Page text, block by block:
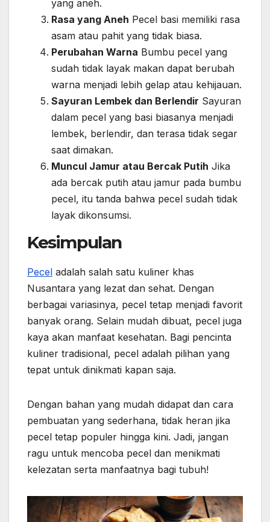
yang aneh.
Rasa yang Aneh Pecel basi memiliki rasa
asam atau pahit yang tidak biasa.
Perubahan Warna Bumbu pecel yang
sudah tidak layak makan dapat berubah
warna menjadi lebih gelap atau kehijauan.
Sayuran Lembek dan Berlendir Sayuran
dalam pecel yang basi biasanya menjadi
lembek, berlendir, dan terasa tidak segar
saat dimakan.
Muncul Jamur atau Bercak Putih Jika
ada bercak putih atau jamur pada bumbu
pecel, itu tanda bahwa pecel sudah tidak
layak dikonsumsi.
Kesimpulan
Pecel adalah salah satu kuliner khas
Nusantara yang lezat dan sehat. Dengan
berbagai variasinya, pecel tetap menjadi favorit
banyak orang. Selain mudah dibuat, pecel juga
kaya akan manfaat kesehatan. Bagi pencinta
kuliner tradisional, pecel adalah pilihan yang
tepat untuk dinikmati kapan saja.
Dengan bahan yang mudah didapat dan cara
pembuatan yang sederhana, tidak heran jika
pecel tetap populer hingga kini. Jadi, jangan
ragu untuk mencoba pecel dan menikmati
kelezatan serta manfaatnya bagi tubuh!